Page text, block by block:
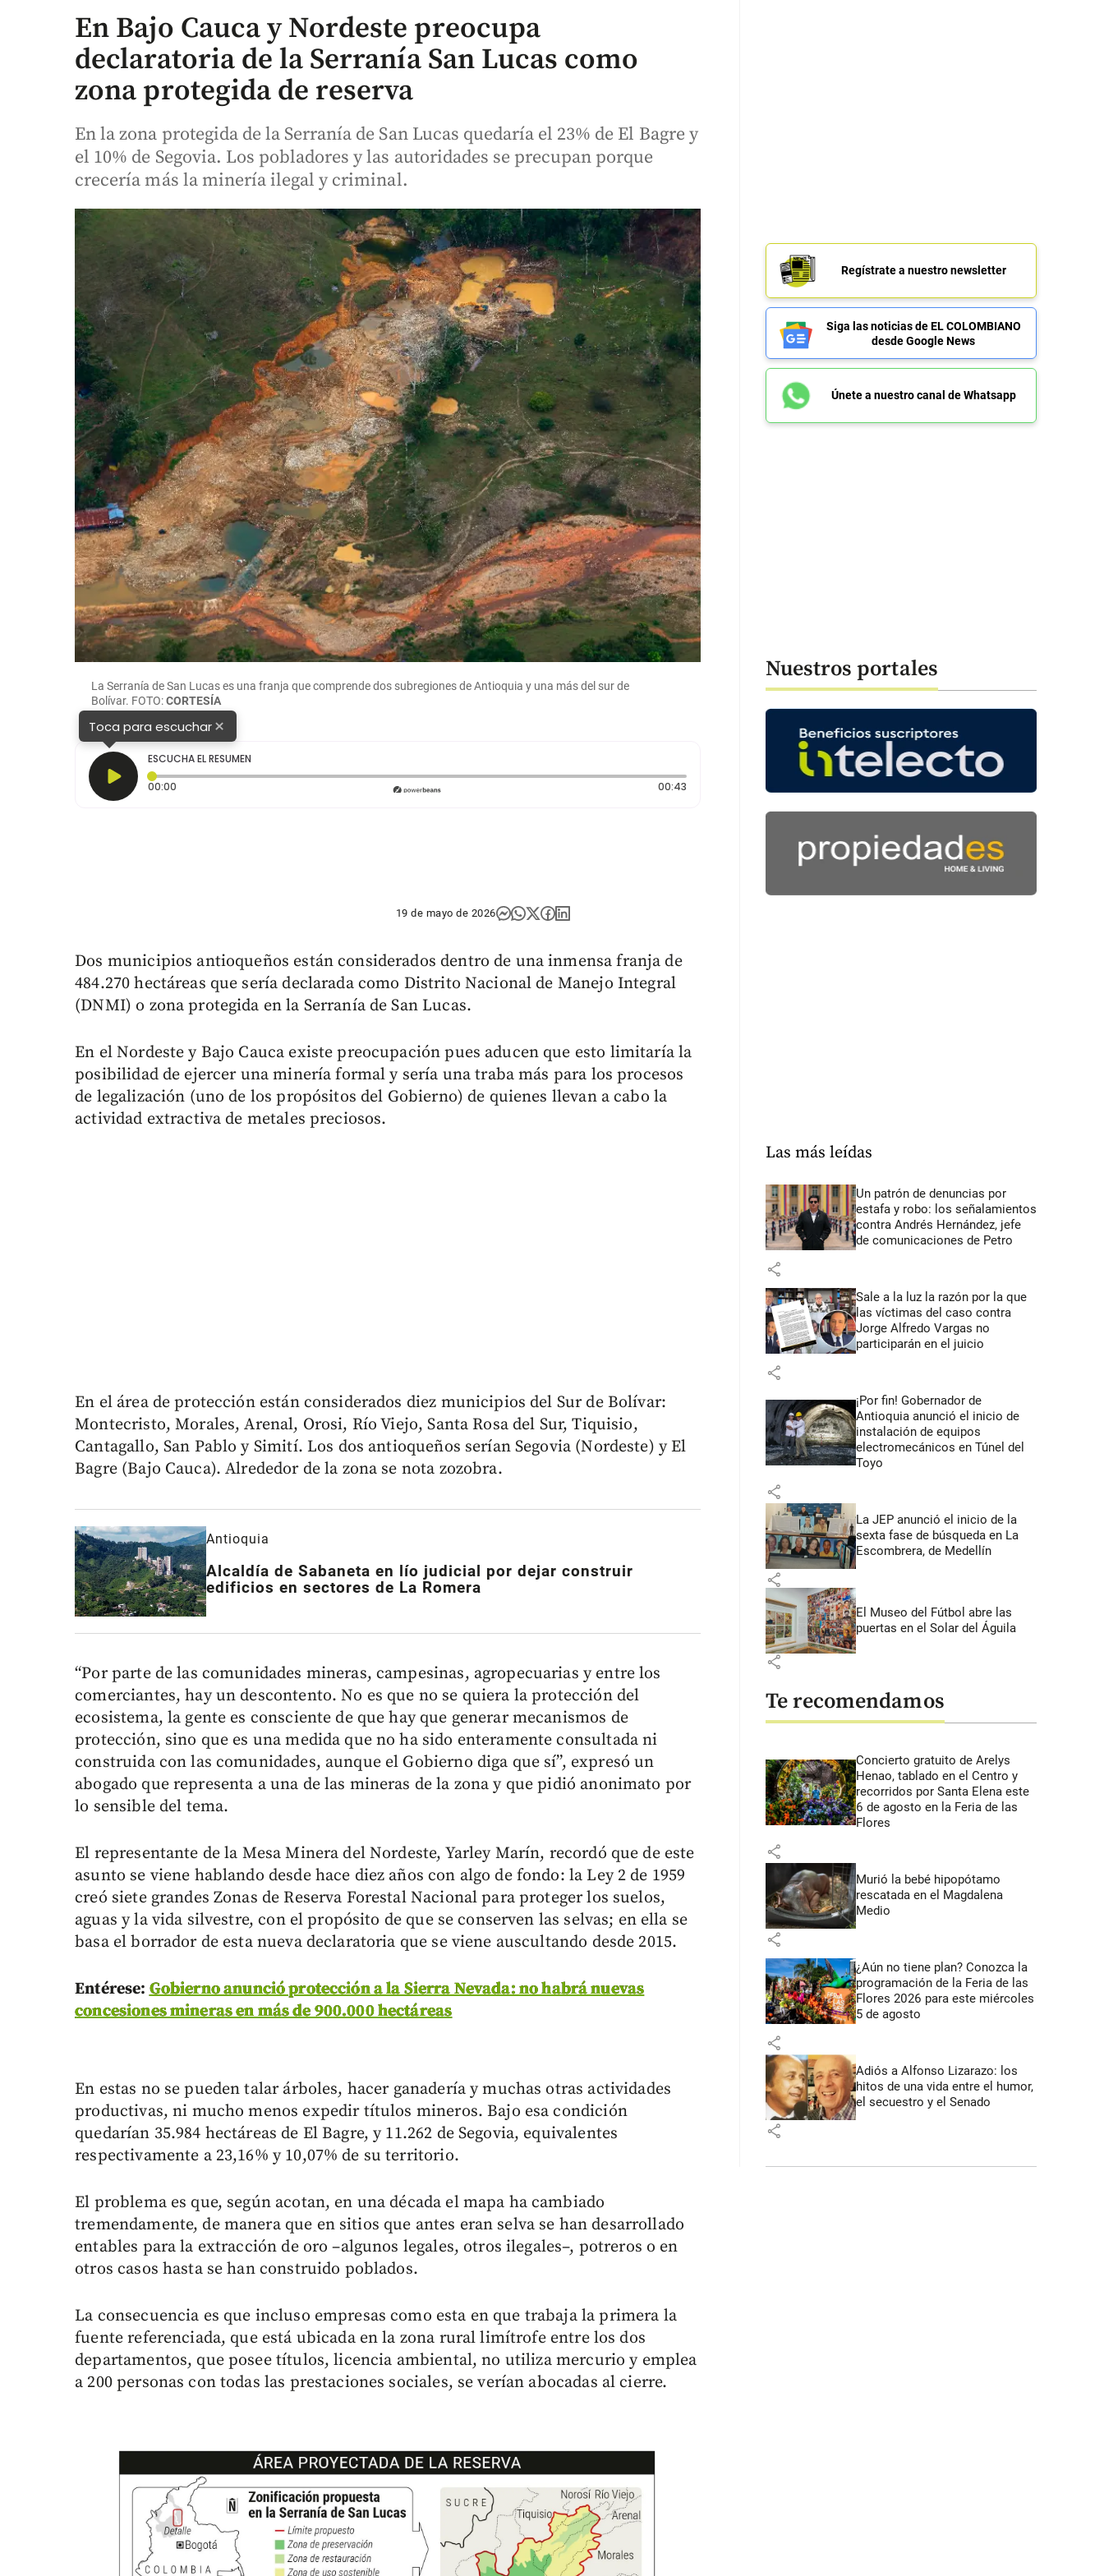
En Bajo Cauca y Nordeste preocupa
declaratoria de la Serranía San Lucas como
zona protegida de reserva
En la zona protegida de la Serranía de San Lucas quedaría el 23% de El Bagre y
el 10% de Segovia. Los pobladores y las autoridades se precupan porque
crecería más la minería ilegal y criminal.
La Serranía de San Lucas es una franja que comprende dos subregiones de Antioquia y una más del sur de
Bolívar. FOTO:CORTESÍA
Toca para escuchar×
ESCUCHA EL RESUMEN
00:00
00:43Duración: 43 segundos
19 de mayo de 2026
Dos municipios antioqueños están considerados dentro de una inmensa franja de
484.270 hectáreas que sería declarada como Distrito Nacional de Manejo Integral
(DNMI) o zona protegida en la Serranía de San Lucas.
En el Nordeste y Bajo Cauca existe preocupación pues aducen que esto limitaría la
posibilidad de ejercer una minería formal y sería una traba más para los procesos
de legalización (uno de los propósitos del Gobierno) de quienes llevan a cabo la
actividad extractiva de metales preciosos.
En el área de protección están considerados diez municipios del Sur de Bolívar:
Montecristo, Morales, Arenal, Orosi, Río Viejo, Santa Rosa del Sur, Tiquisio,
Cantagallo, San Pablo y Simití. Los dos antioqueños serían Segovia (Nordeste) y El
Bagre (Bajo Cauca). Alrededor de la zona se nota zozobra.
Antioquia
Alcaldía de Sabaneta en lío judicial por dejar construir
edificios en sectores de La Romera
“Por parte de las comunidades mineras, campesinas, agropecuarias y entre los
comerciantes, hay un descontento. No es que no se quiera la protección del
ecosistema, la gente es consciente de que hay que generar mecanismos de
protección, sino que es una medida que no ha sido enteramente consultada ni
construida con las comunidades, aunque el Gobierno diga que sí”, expresó un
abogado que representa a una de las mineras de la zona y que pidió anonimato por
lo sensible del tema.
El representante de la Mesa Minera del Nordeste, Yarley Marín, recordó que de este
asunto se viene hablando desde hace diez años con algo de fondo: la Ley 2 de 1959
creó siete grandes Zonas de Reserva Forestal Nacional para proteger los suelos,
aguas y la vida silvestre, con el propósito de que se conserven las selvas; en ella se
basa el borrador de esta nueva declaratoria que se viene auscultando desde 2015.
Entérese:Gobierno anunció protección a la Sierra Nevada: no habrá nuevas
concesiones mineras en más de 900.000 hectáreas
En estas no se pueden talar árboles, hacer ganadería y muchas otras actividades
productivas, ni mucho menos expedir títulos mineros. Bajo esa condición
quedarían 35.984 hectáreas de El Bagre, y 11.262 de Segovia, equivalentes
respectivamente a 23,16% y 10,07% de su territorio.
El problema es que, según acotan, en una década el mapa ha cambiado
tremendamente, de manera que en sitios que antes eran selva se han desarrollado
entables para la extracción de oro –algunos legales, otros ilegales–, potreros o en
otros casos hasta se han construido poblados.
La consecuencia es que incluso empresas como esta en que trabaja la primera la
fuente referenciada, que está ubicada en la zona rural limítrofe entre los dos
departamentos, que posee títulos, licencia ambiental, no utiliza mercurio y emplea
a 200 personas con todas las prestaciones sociales, se verían abocadas al cierre.
Regístrate a nuestro newsletter
Siga las noticias de EL COLOMBIANO
desde Google News
Únete a nuestro canal de Whatsapp
Nuestros portales
Las más leídas
Un patrón de denuncias por
estafa y robo: los señalamientos
contra Andrés Hernández, jefe
de comunicaciones de Petro
share
Sale a la luz la razón por la que
las víctimas del caso contra
Jorge Alfredo Vargas no
participarán en el juicio
share
¡Por fin! Gobernador de
Antioquia anunció el inicio de
instalación de equipos
electromecánicos en Túnel del
Toyo
share
La JEP anunció el inicio de la
sexta fase de búsqueda en La
Escombrera, de Medellín
share
El Museo del Fútbol abre las
puertas en el Solar del Águila
share
Te recomendamos
Concierto gratuito de Arelys
Henao, tablado en el Centro y
recorridos por Santa Elena este
6 de agosto en la Feria de las
Flores
share
Murió la bebé hipopótamo
rescatada en el Magdalena
Medio
share
¿Aún no tiene plan? Conozca la
programación de la Feria de las
Flores 2026 para este miércoles
5 de agosto
share
Adiós a Alfonso Lizarazo: los
hitos de una vida entre el humor,
el secuestro y el Senado
share